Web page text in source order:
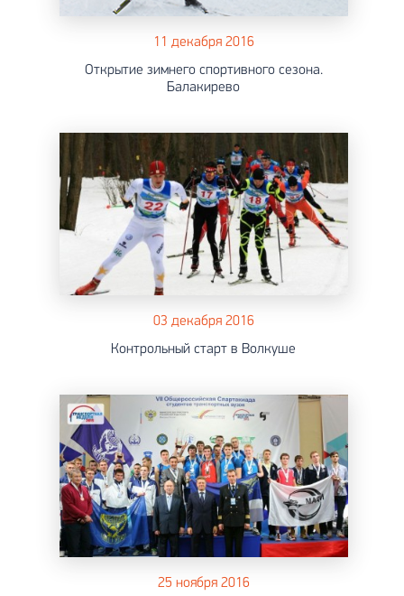
11 декабря 2016
Открытие зимнего спортивного сезона.
Балакирево
03 декабря 2016
Контрольный старт в Волкуше
25 ноября 2016